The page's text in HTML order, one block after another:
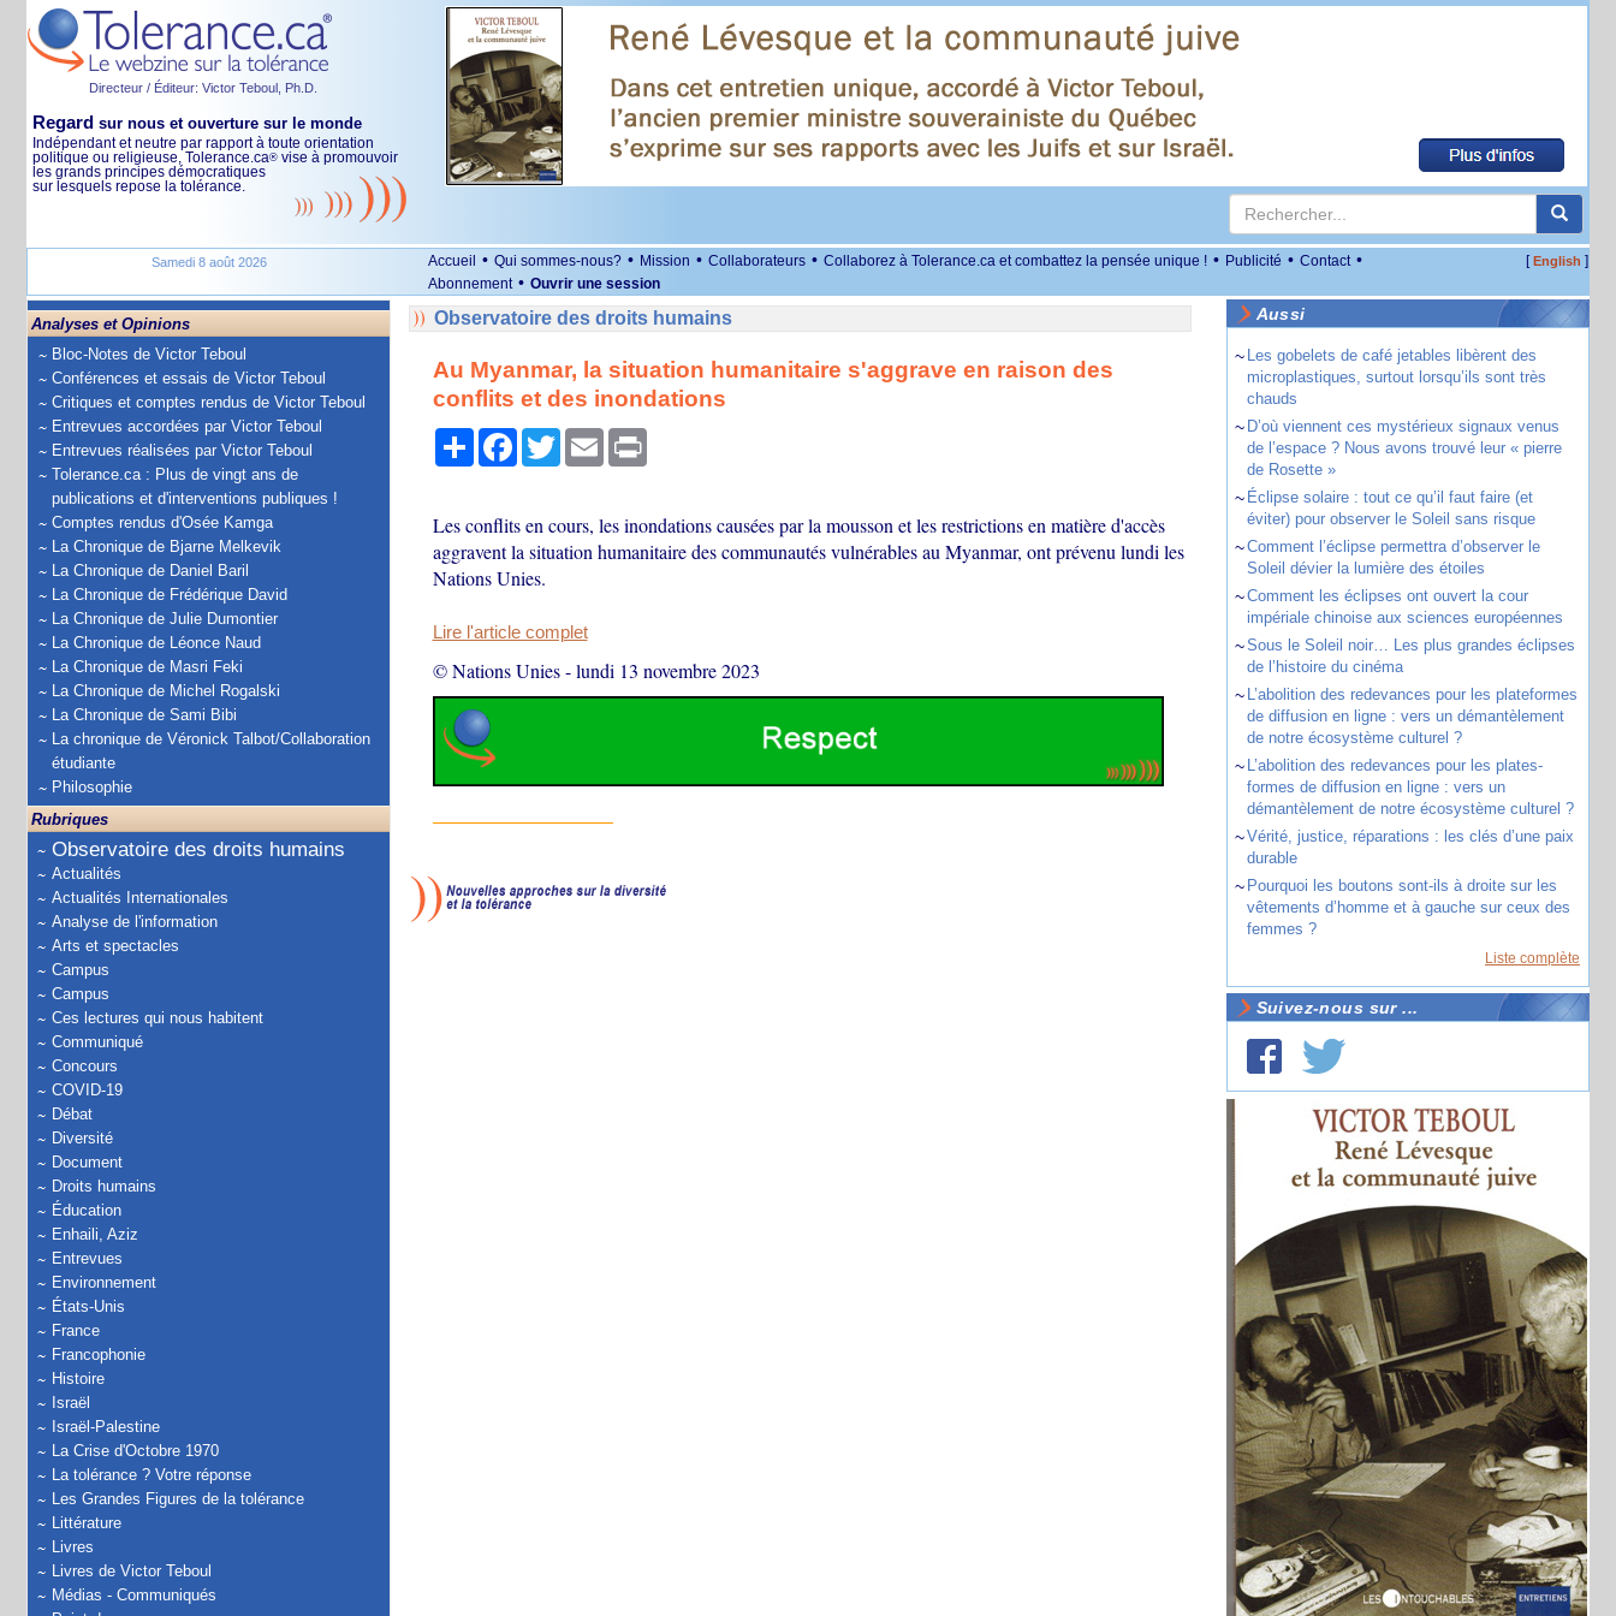
Directeur / Éditeur: Victor Teboul, Ph.D.
Regard sur nous et ouverture sur le monde
Indépendant et neutre par rapport à toute orientation
politique ou religieuse, Tolerance.ca® vise à promouvoir
les grands principes démocratiques
sur lesquels repose la tolérance.
Samedi 8 août 2026 Accueil • Qui sommes-nous? • Mission • Collaborateurs • Collaborez à Tolerance.ca et combattez la pensée unique ! • Publicité • Contact •
Abonnement • Ouvrir une session
[English ]
Analyses et Opinions
Bloc-Notes de Victor Teboul
Conférences et essais de Victor Teboul
Critiques et comptes rendus de Victor Teboul
Entrevues accordées par Victor Teboul
Entrevues réalisées par Victor Teboul
Tolerance.ca : Plus de vingt ans de
publications et d'interventions publiques !
Comptes rendus d'Osée Kamga
La Chronique de Bjarne Melkevik
La Chronique de Daniel Baril
La Chronique de Frédérique David
La Chronique de Julie Dumontier
La Chronique de Léonce Naud
La Chronique de Masri Feki
La Chronique de Michel Rogalski
La Chronique de Sami Bibi
La chronique de Véronick Talbot/Collaboration
étudiante
Philosophie
Rubriques
Observatoire des droits humains
Actualités
Actualités Internationales
Analyse de l'information
Arts et spectacles
Campus
Campus
Ces lectures qui nous habitent
Communiqué
Concours
COVID-19
Débat
Diversité
Document
Droits humains
Éducation
Enhaili, Aziz
Entrevues
Environnement
États-Unis
France
Francophonie
Histoire
Israël
Israël-Palestine
La Crise d'Octobre 1970
La tolérance ? Votre réponse
Les Grandes Figures de la tolérance
Littérature
Livres
Livres de Victor Teboul
Médias - Communiqués
Observatoire des droits humains
Au Myanmar, la situation humanitaire s'aggrave en raison des
conflits et des inondations
PartagerFacebook
TwitterEmail Print
Les conflits en cours, les inondations causées par la mousson et les restrictions en matière d'accès
aggravent la situation humanitaire des communautés vulnérables au Myanmar, ont prévenu lundi les
Nations Unies.
Lire l'article complet
© Nations Unies-lundi 13 novembre 2023
Aussi
~ Les gobelets de café jetables libèrent des
microplastiques, surtout lorsqu’ils sont très
chauds
~ D’où viennent ces mystérieux signaux venus
de l’espace ? Nous avons trouvé leur « pierre
de Rosette »
~ Éclipse solaire : tout ce qu’il faut faire (et
éviter) pour observer le Soleil sans risque
~Comment l’éclipse permettra d’observer le
Soleil dévier la lumière des étoiles
~Comment les éclipses ont ouvert la cour
impériale chinoise aux sciences européennes
~Sous le Soleil noir… Les plus grandes éclipses
de l’histoire du cinéma
~ L’abolition des redevances pour les plateformes
de diffusion en ligne : vers un démantèlement
de notre écosystème culturel ?
~ L’abolition des redevances pour les plates-
formes de diffusion en ligne : vers un
démantèlement de notre écosystème culturel ?
~Vérité, justice, réparations : les clés d’une paix
durable
~ Pourquoi les boutons sont-ils à droite sur les
vêtements d’homme et à gauche sur ceux des
femmes ?
Liste complète
Suivez-nous sur ...